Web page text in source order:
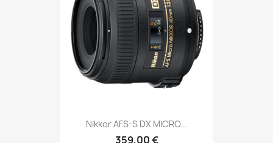
Nikkor AFS-S DX MICRO...
359,00 €